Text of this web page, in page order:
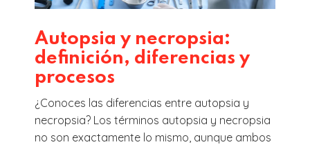
Autopsia y necropsia:
definición, diferencias y
procesos
¿Conoces las diferencias entre autopsia y
necropsia? Los términos autopsia y necropsia
no son exactamente lo mismo, aunque ambos